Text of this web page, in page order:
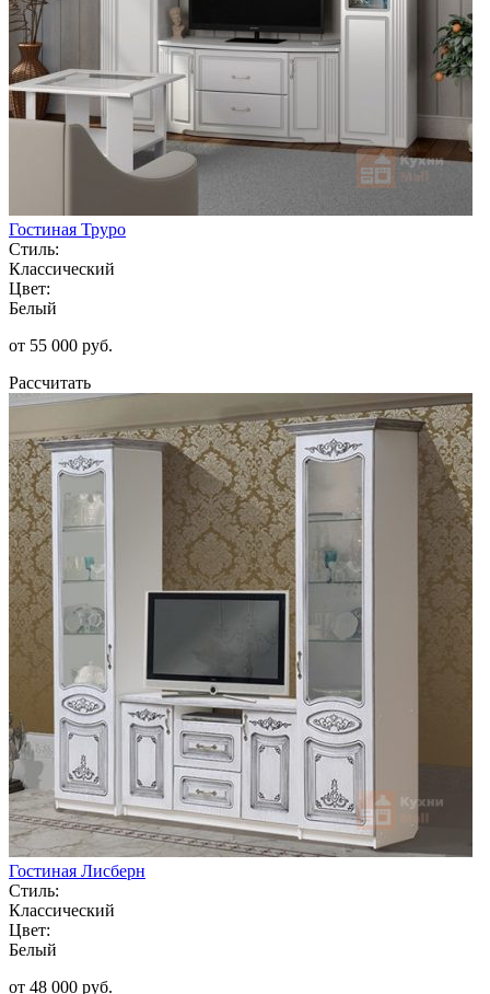
Гостиная Труро
Стиль:
Классический
Цвет:
Белый
от 55 000 руб.
Рассчитать
Гостиная Лисберн
Стиль:
Классический
Цвет:
Белый
от 48 000 руб.